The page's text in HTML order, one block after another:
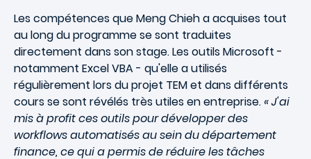
Les compétences que Meng Chieh a acquises tout
au long du programme se sont traduites
directement dans son stage. Les outils Microsoft -
notamment Excel VBA - qu'elle a utilisés
régulièrement lors du projet TEM et dans différents
cours se sont révélés très utiles en entreprise.« J'ai
mis à profit ces outils pour développer des
workflows automatisés au sein du département
finance, ce qui a permis de réduire les tâches